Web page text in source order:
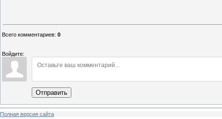
Всего комментариев: 0
Войдите:
Отправить
Полная версия сайта